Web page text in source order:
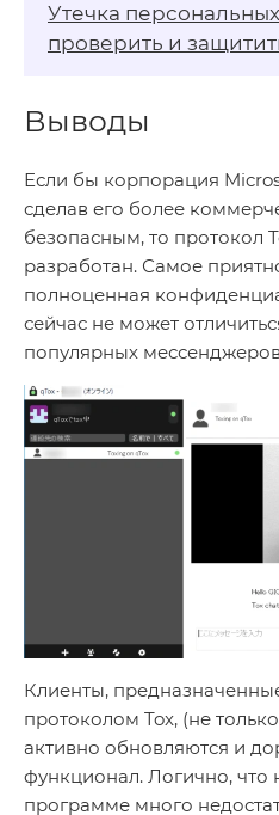
Утечка
проверить и
Выводы
Если бы корпорация
сделав его более
безопасным, то протокол
разработан. Самое
полноценная
сейчас не может
популярных
Клиенты,
протоколом Tox, (не
активно обновляются и
функционал. Логично,
программе много